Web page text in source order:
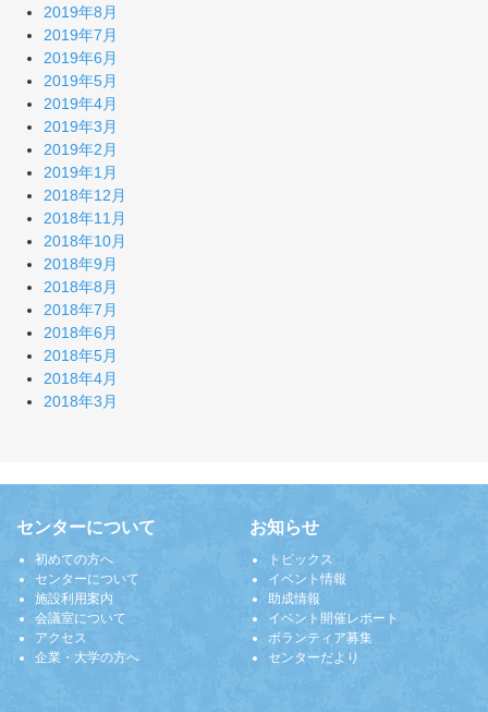
2019年8月
2019年7月
2019年6月
2019年5月
2019年4月
2019年3月
2019年2月
2019年1月
2018年12月
2018年11月
2018年10月
2018年9月
2018年8月
2018年7月
2018年6月
2018年5月
2018年4月
2018年3月
センターについて
初めての方へ
センターについて
施設利用案内
会議室について
アクセス
企業・大学の方へ
お知らせ
トピックス
イベント情報
助成情報
イベント開催レポート
ボランティア募集
センターだより